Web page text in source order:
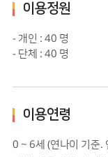
이용정원
- 개인 : 40 명
- 단체 : 40 명
이용연령
0 ~ 6세 (연나이 기준.